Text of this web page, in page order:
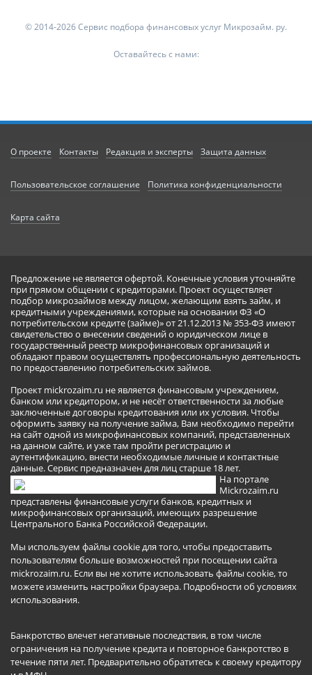
© 2014-2026 Сервис подбора финансовых услуг Микрозайм. ру.
Оставайтесь с нами:
О проекте Контакты Редакция и эксперты Защита данных
Пользовательское соглашение Политика конфиденциальности
Карта сайта
Предложение не является офертой. Конечные условия уточняйте
при прямом общении с кредиторами. Проект осуществляет
подбор микрозаймов между лицом, желающим взять займ, и
кредитными учреждениями, которые на основании ФЗ «О
потребительском кредите (займе)» от 21.12.2013 № 353-ФЗ имеют
свидетельство о внесении сведений о юридическом лице в
государственный реестр микрофинансовых организаций и
обладают правом осуществлять профессиональную деятельность
по предоставлению потребительских займов.
Проект mickrozaim.ru не является финансовым учреждением,
банком или кредитором, и не несёт ответственности за любые
заключенные договоры кредитования или их условия. Чтобы
оформить заявку на получение займа, Вам необходимо перейти
на сайт одной из микрофинансовых компаний, представленных
на данном сайте, и уже там пройти регистрацию и
аутентификацию, внести необходимые личные и контактные
данные. Сервис предназначен для лиц старше 18 лет.
На портале
Mickrozaim.ru
представлены финансовые услуги банков, кредитных и
микрофинансовых организаций, имеющих разрешение
Центрального Банка Российской Федерации.
Мы используем файлы cookie для того, чтобы предоставить
пользователям больше возможностей при посещении сайта
mickrozaim.ru. Если вы не хотите использовать файлы cookie, то
можете изменить настройки браузера. Подробности об условиях
использования.
Банкротство влечет негативные последствия, в том числе
ограничения на получение кредита и повторное банкротство в
течение пяти лет. Предварительно обратитесь к своему кредитору